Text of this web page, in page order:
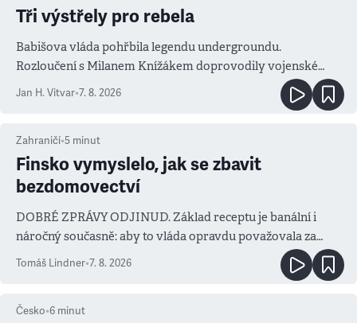
Tři výstřely pro rebela
Babišova vláda pohřbila legendu undergroundu.
Rozloučení s Milanem Knížákem doprovodily vojenské
salvy i kritika pokrokářů
Jan H. Vitvar•7. 8. 2026
Zahraničí•5 minut
Finsko vymyslelo, jak se zbavit
bezdomovectví
DOBRÉ ZPRÁVY ODJINUD. Základ receptu je banální i
náročný současně: aby to vláda opravdu považovala za
prioritu
Tomáš Lindner•7. 8. 2026
Česko•6 minut